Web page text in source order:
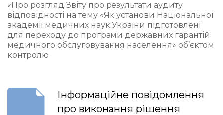
«Про розгляд Звіту про результати аудиту
відповідності на тему «Як установи Національної
академії медичних наук України підготовлені
для переходу до програми державних гарантій
медичного обслуговування населення» об’єктом
контролю
Інформаційне повідомлення
про виконання рішення